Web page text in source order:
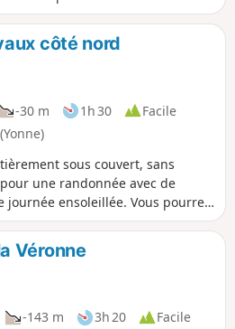
va rechercher la passerelle au
sur Bohan par le versant de la
retour se fait pas la crête
8 Semois) avant de replonger sur
des raccourcis en cours de
côté nord
-30 m 1h 30
Facile
sous couvert, sans
une randonnée avec de
journée ensoleillée. Vous pourrez
d'arbres assez
de balisage sur le parcours.
Véronne
-143 m 3h 20
Facile